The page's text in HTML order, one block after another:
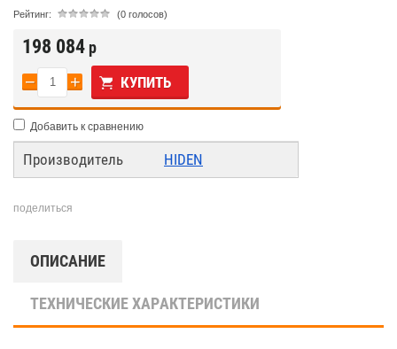
Рейтинг: (0 голосов)
198 084 р
− + КУПИТЬ
Добавить к сравнению
Производитель HIDEN
поделиться
ОПИСАНИЕ
ТЕХНИЧЕСКИЕ ХАРАКТЕРИСТИКИ